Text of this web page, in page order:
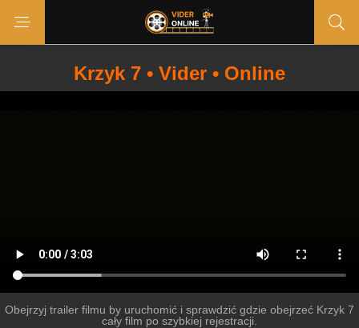
Krzyk 7 • Vider • Online
Obejrzyj trailer filmu by uruchomić i sprawdzić gdzie obejrzeć Krzyk 7
cały film po szybkiej rejestracji.